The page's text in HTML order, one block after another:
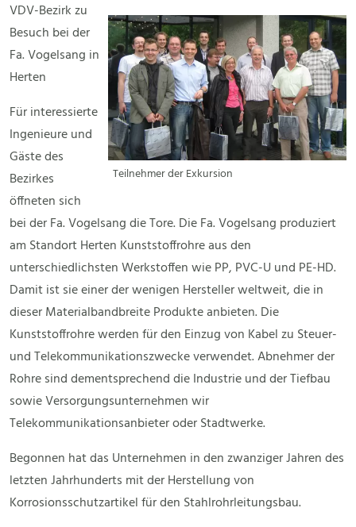
Teilnehmer der Exkursion
VDV-Bezirk zu
Besuch bei der
Fa. Vogelsang in
Herten
Für interessierte
Ingenieure und
Gäste des
Bezirkes
öffneten sich
bei der Fa. Vogelsang die Tore. Die Fa. Vogelsang produziert
am Standort Herten Kunststoffrohre aus den
unterschiedlichsten Werkstoffen wie PP, PVC-U und PE-HD.
Damit ist sie einer der wenigen Hersteller weltweit, die in
dieser Materialbandbreite Produkte anbieten. Die
Kunststoffrohre werden für den Einzug von Kabel zu Steuer-
und Telekommunikationszwecke verwendet. Abnehmer der
Rohre sind dementsprechend die Industrie und der Tiefbau
sowie Versorgungsunternehmen wir
Telekommunikationsanbieter oder Stadtwerke.
Begonnen hat das Unternehmen in den zwanziger Jahren des
letzten Jahrhunderts mit der Herstellung von
Korrosionsschutzartikel für den Stahlrohrleitungsbau.